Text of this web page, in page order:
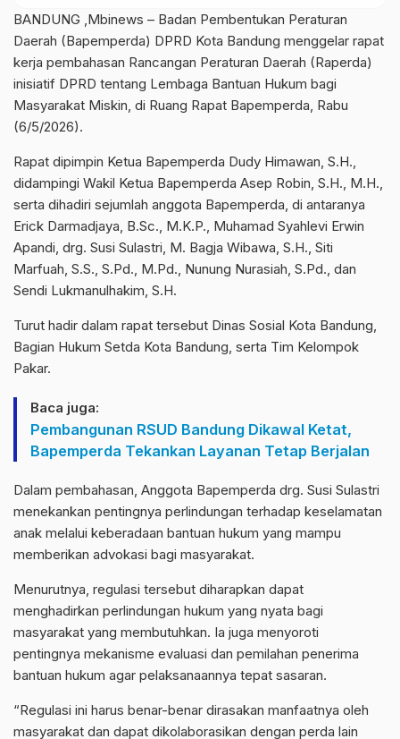
BANDUNG ,Mbinews – Badan Pembentukan Peraturan
Daerah (Bapemperda) DPRD Kota Bandung menggelar rapat
kerja pembahasan Rancangan Peraturan Daerah (Raperda)
inisiatif DPRD tentang Lembaga Bantuan Hukum bagi
Masyarakat Miskin, di Ruang Rapat Bapemperda, Rabu
(6/5/2026).
Rapat dipimpin Ketua Bapemperda Dudy Himawan, S.H.,
didampingi Wakil Ketua Bapemperda Asep Robin, S.H., M.H.,
serta dihadiri sejumlah anggota Bapemperda, di antaranya
Erick Darmadjaya, B.Sc., M.K.P., Muhamad Syahlevi Erwin
Apandi, drg. Susi Sulastri, M. Bagja Wibawa, S.H., Siti
Marfuah, S.S., S.Pd., M.Pd., Nunung Nurasiah, S.Pd., dan
Sendi Lukmanulhakim, S.H.
Turut hadir dalam rapat tersebut Dinas Sosial Kota Bandung,
Bagian Hukum Setda Kota Bandung, serta Tim Kelompok
Pakar.
Baca juga:
Pembangunan RSUD Bandung Dikawal Ketat,
Bapemperda Tekankan Layanan Tetap Berjalan
Dalam pembahasan, Anggota Bapemperda drg. Susi Sulastri
menekankan pentingnya perlindungan terhadap keselamatan
anak melalui keberadaan bantuan hukum yang mampu
memberikan advokasi bagi masyarakat.
Menurutnya, regulasi tersebut diharapkan dapat
menghadirkan perlindungan hukum yang nyata bagi
masyarakat yang membutuhkan. Ia juga menyoroti
pentingnya mekanisme evaluasi dan pemilahan penerima
bantuan hukum agar pelaksanaannya tepat sasaran.
“Regulasi ini harus benar-benar dirasakan manfaatnya oleh
masyarakat dan dapat dikolaborasikan dengan perda lain